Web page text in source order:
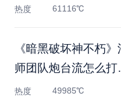
热度 61116℃
《暗黑破坏神不朽》
师团队炮台流怎么打
法
热度 49985℃